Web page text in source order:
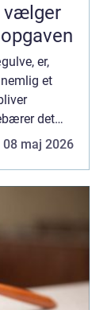
er,
et
det
08 maj 2026